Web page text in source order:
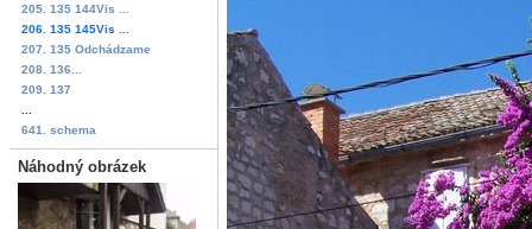
205. 135 144Vis ...
206. 135 145Vis ...
207. 135 Odchádzame
208. 136...
209. 137
641. schema
Náhodný obrázek